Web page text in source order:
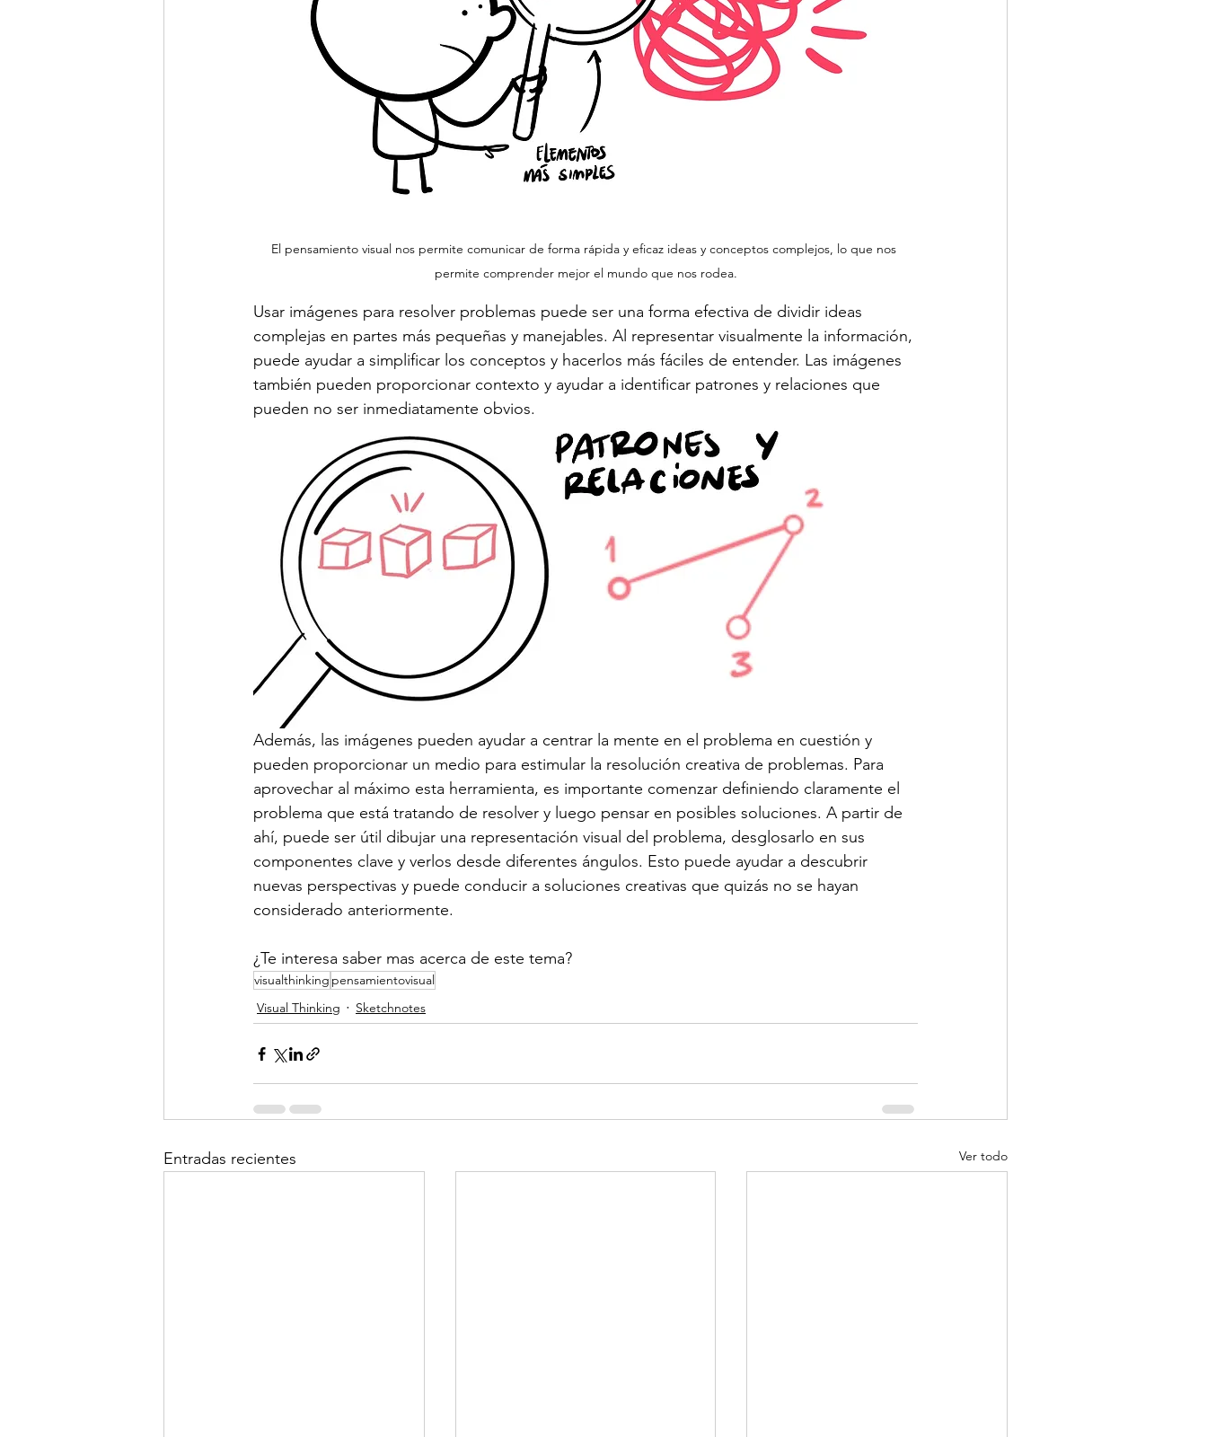
El pensamiento visual nos permite comunicar de forma rápida y eficaz ideas y conceptos complejos, lo que nos
permite comprender mejor el mundo que nos rodea.
Usar imágenes para resolver problemas puede ser una forma efectiva de dividir ideas
complejas en partes más pequeñas y manejables. Al representar visualmente la información,
puede ayudar a simplificar los conceptos y hacerlos más fáciles de entender. Las imágenes
también pueden proporcionar contexto y ayudar a identificar patrones y relaciones que
pueden no ser inmediatamente obvios.
Además, las imágenes pueden ayudar a centrar la mente en el problema en cuestión y
pueden proporcionar un medio para estimular la resolución creativa de problemas. Para
aprovechar al máximo esta herramienta, es importante comenzar definiendo claramente el
problema que está tratando de resolver y luego pensar en posibles soluciones. A partir de
ahí, puede ser útil dibujar una representación visual del problema, desglosarlo en sus
componentes clave y verlos desde diferentes ángulos. Esto puede ayudar a descubrir
nuevas perspectivas y puede conducir a soluciones creativas que quizás no se hayan
considerado anteriormente.
¿Te interesa saber mas acerca de este tema?
visualthinking pensamientovisual
Visual Thinking
Sketchnotes
Entradas recientes Ver todo